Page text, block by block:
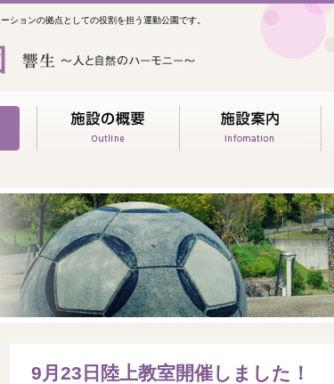
ションの拠点としての役割を担う運動公園です。
9月23日陸上教室開催しました！